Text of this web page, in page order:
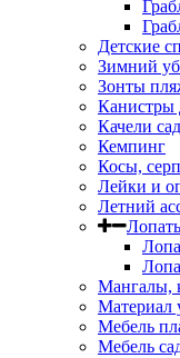
Детские
Зимний
Зонты
Качели
Кемпинг
Косы,
Лейки и
Летний
Мангалы,
Материал
Мебель
Мебель